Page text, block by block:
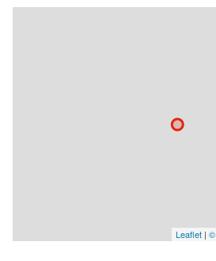
Leaflet | ©